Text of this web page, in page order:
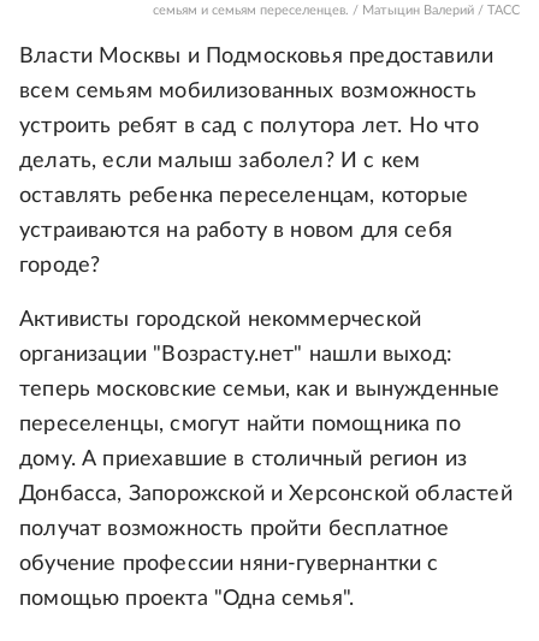
семьям и семьям переселенцев. / Матыцин Валерий / ТАСС
Власти Москвы и Подмосковья предоставили
всем семьям мобилизованных возможность
устроить ребят в сад с полутора лет. Но что
делать, если малыш заболел? И с кем
оставлять ребенка переселенцам, которые
устраиваются на работу в новом для себя
городе?
Активисты городской некоммерческой
организации "Возрасту.нет" нашли выход:
теперь московские семьи, как и вынужденные
переселенцы, смогут найти помощника по
дому. А приехавшие в столичный регион из
Донбасса, Запорожской и Херсонской областей
получат возможность пройти бесплатное
обучение профессии няни-гувернантки с
помощью проекта "Одна семья".